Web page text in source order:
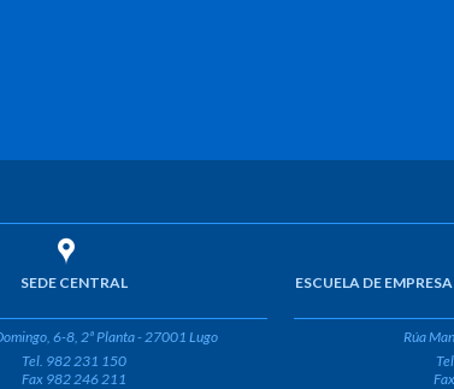
SEDE CENTRAL
6-8, 2ª Planta - 27001 Lugo
Tel. 982 231 150
Fax 982 246 211
ESCUELA DE
Rúa